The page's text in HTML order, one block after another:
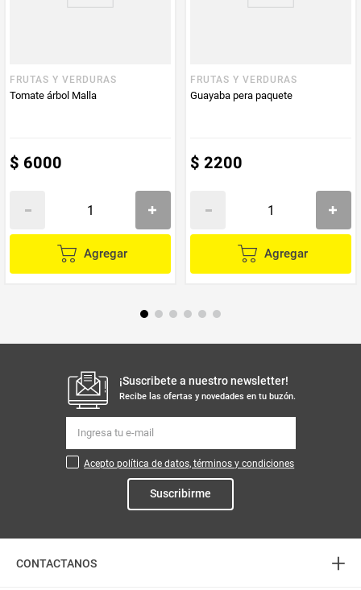
FRUTAS Y VERDURAS
Tomate árbol Malla
$ 6000
Agregar
FRUTAS Y VERDURAS
Guayaba pera paquete
$ 2200
Agregar
¡Suscribete a nuestro newsletter!
Recibe las ofertas y novedades en tu buzón.
Acepto política de datos, términos y condiciones
Suscribirme
CONTACTANOS +